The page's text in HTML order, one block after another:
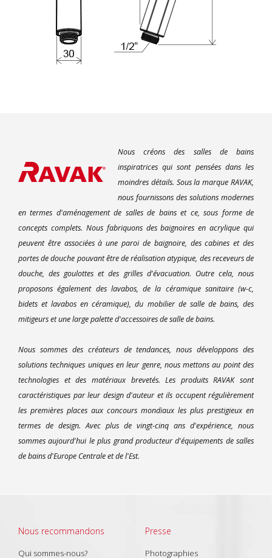
Nous créons des salles de bains
inspiratrices qui sont pensées dans les
moindres détails. Sous la marque RAVAK,
nous fournissons des solutions modernes
en termes d'aménagement de salles de bains et ce, sous forme de
concepts complets. Nous fabriquons des baignoires en acrylique qui
peuvent être associées à une paroi de baignoire, des cabines et des
portes de douche pouvant être de réalisation atypique, des receveurs de
douche, des goulottes et des grilles d'évacuation. Outre cela, nous
proposons également des lavabos, de la céramique sanitaire (w-c,
bidets et lavabos en céramique), du mobilier de salle de bains, des
mitigeurs et une large palette d'accessoires de salle de bains.
Nous sommes des créateurs de tendances, nous développons des
solutions techniques uniques en leur genre, nous mettons au point des
technologies et des matériaux brevetés. Les produits RAVAK sont
caractéristiques par leur design d'auteur et ils occupent régulièrement
les premières places aux concours mondiaux les plus prestigieux en
termes de design. Avec plus de vingt-cinq ans d'expérience, nous
sommes aujourd'hui le plus grand producteur d'équipements de salles
de bains d'Europe Centrale et de l'Est.
Nous recommandons
Qui sommes-nous?
Presse
Photographies